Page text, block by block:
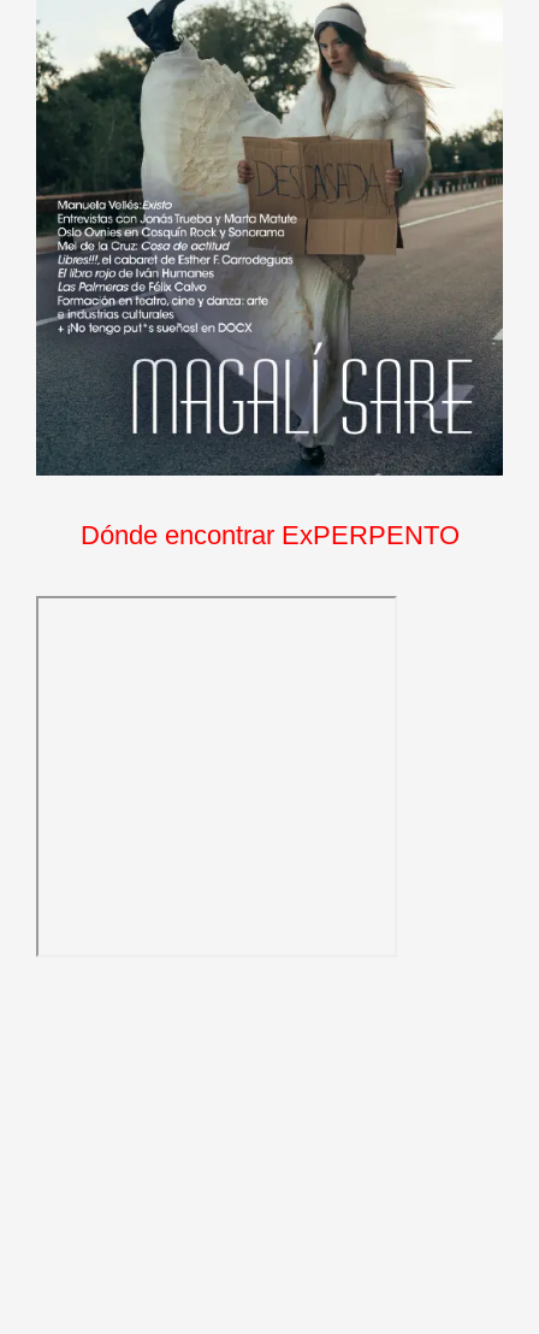
Dónde encontrar ExPERPENTO